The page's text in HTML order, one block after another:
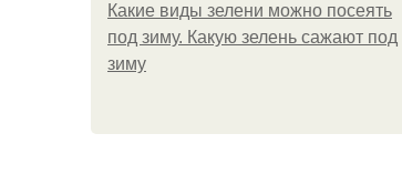
Какие виды зелени можно посеять
под зиму. Какую зелень сажают под
зиму